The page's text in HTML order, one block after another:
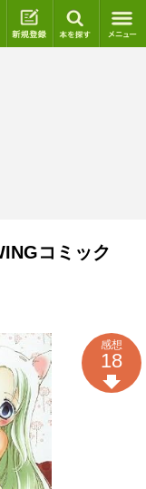
ログイン 新規登録
コミック
感想
18